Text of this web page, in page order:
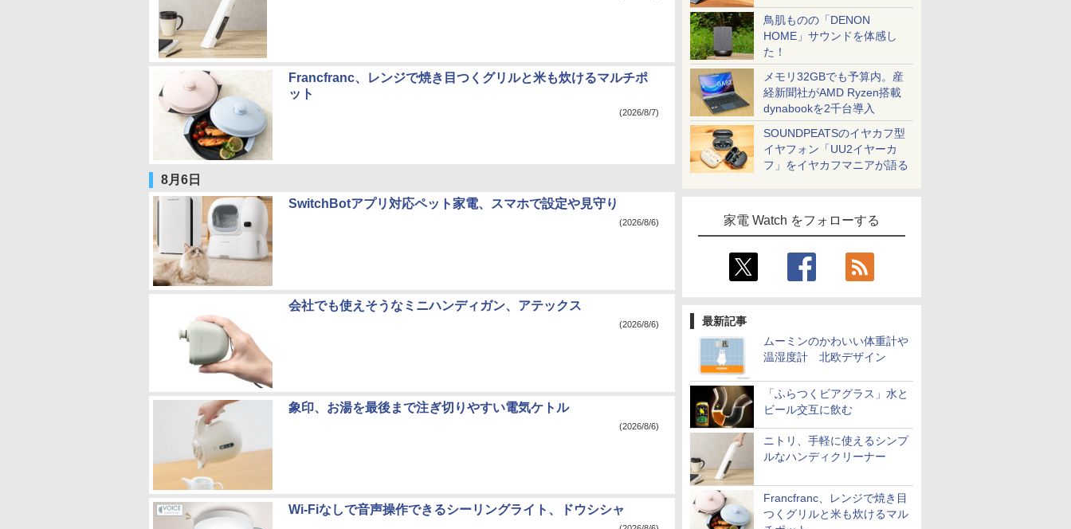
鳥肌ものの「DENON
HOME」サウンドを体感し
た！
メモリ32GBでも予算内。産
経新聞社がAMD Ryzen搭載
dynabookを2千台導入
SOUNDPEATSのイヤカフ型
イヤフォン「UU2イヤーカ
フ」をイヤカフマニアが語る
家電 Watch をフォローする
最新記事
ムーミンのかわいい体重計や
温湿度計 北欧デザイン
「ふらつくビアグラス」水と
ビール交互に飲む
ニトリ、手軽に使えるシンプ
ルなハンディクリーナー
Francfranc、レンジで焼き目
つくグリルと米も炊けるマル
Francfranc、レンジで焼き目つくグリルと米も炊けるマルチポ
ット
(2026/8/7)
8月6日
SwitchBotアプリ対応ペット家電、スマホで設定や見守り
(2026/8/6)
会社でも使えそうなミニハンディガン、アテックス
(2026/8/6)
象印、お湯を最後まで注ぎ切りやすい電気ケトル
(2026/8/6)
Wi-Fiなしで音声操作できるシーリングライト、ドウシシャ